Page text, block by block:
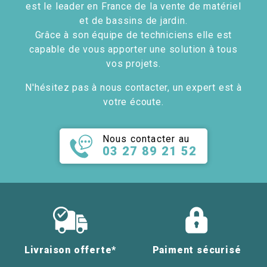
est le leader en France de la vente de matériel
et de bassins de jardin.
Grâce à son équipe de techniciens elle est
capable de vous apporter une solution à tous
vos projets.
N'hésitez pas à nous contacter, un expert est à
votre écoute.
Nous contacter au
03 27 89 21 52
Livraison offerte* Paiment sécurisé